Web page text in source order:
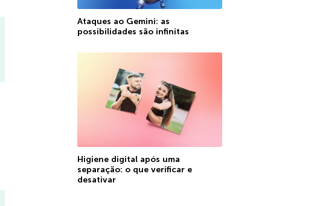
Ataques ao Gemini: as
possibilidades são infinitas
Higiene digital após uma
separação: o que verificar e
desativar